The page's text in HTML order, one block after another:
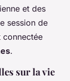
et des
session de
connectée
.
sur la vie